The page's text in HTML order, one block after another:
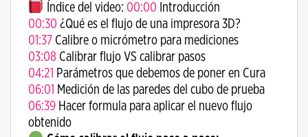
Índice del video: 00:00 ​ Introducción
00:30 ​ ¿Qué es el flujo de una impresora 3D?
01:37 ​ Calibre o micrómetro para mediciones
03:08 ​ Calibrar flujo VS calibrar pasos
04:21 ​ Parámetros que debemos de poner en Cura
06:01 ​ Medición de las paredes del cubo de prueba
06:39 ​ Hacer formula para aplicar el nuevo flujo
obtenido